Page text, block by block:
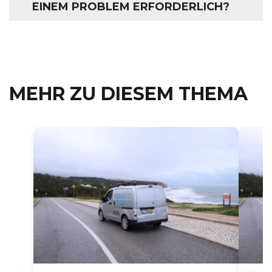
INEM PROBLEM ERFORDERLICH?
MEHR ZU DIESEM THEMA